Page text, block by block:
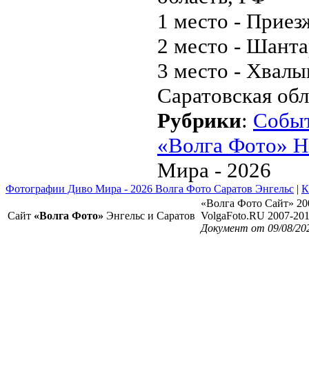
1 место -
2 место -
3 место -
Саратовская
Рубрики:
«Волга Фото»
Мира - 2026
Фотографии Диво Мира - 2026 Волга Фото Саратов Энгельс |
Сайт «Волга Фото» Энгельс и Саратов
«Волга Фото Сайт»
VolgaFoto.RU 2007-
Документ от 09/08/